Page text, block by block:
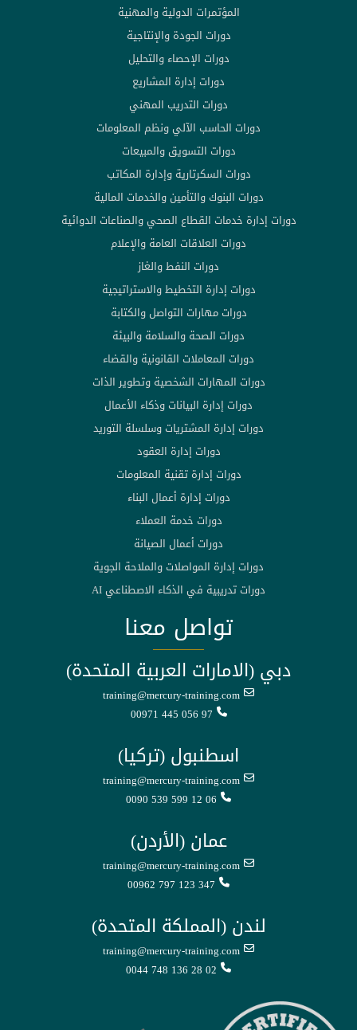
المؤتمرات الدولية والمهنية
دورات الجودة والإنتاجية
دورات الإحصاء والتحليل
دورات إدارة المشاريع
دورات التدريب المهني
دورات الحاسب الآلي ونظم المعلومات
دورات التسويق والمبيعات
دورات السكرتارية وإدارة المكاتب
دورات البنوك والتأمين والخدمات المالية
دورات إدارة خدمات القطاع الصحي والصناعات الدوائية
دورات العلاقات العامة والإعلام
دورات النفط والغاز
دورات إدارة التخطيط والاستراتيجية
دورات مهارات التواصل والكتابة
دورات الصحة والسلامة والبيئة
دورات المعاملات القانونية والقضاء
دورات المهارات الشخصية وتطوير الذات
دورات إدارة البيانات وذكاء الأعمال
دورات إدارة المشتريات وسلسلة التوريد
دورات إدارة العقود
دورات إدارة تقنية المعلومات
دورات إدارة أعمال البناء
دورات خدمة العملاء
دورات أعمال الصيانة
دورات إدارة المواصلات والملاحة الجوية
دورات تدريبية في الذكاء الاصطناعي AI
تواصل معنا
دبي (الامارات العربية المتحدة)
training@mercury-training.com
00971 445 056 97
اسطنبول (تركيا)
training@mercury-training.com
0090 539 599 12 06
عمان (الأردن)
training@mercury-training.com
00962 797 123 347
لندن (المملكة المتحدة)
training@mercury-training.com
0044 748 136 28 02